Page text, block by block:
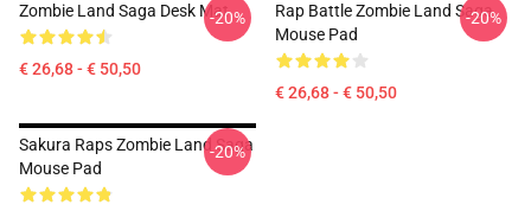
Zombie Land Saga Desk Mat
€ 26,68 - € 50,50
-20%
Rap Battle Zombie Land Saga
Mouse Pad
€ 26,68 - € 50,50
-20%
Sakura Raps Zombie Land Saga
Mouse Pad
-20%